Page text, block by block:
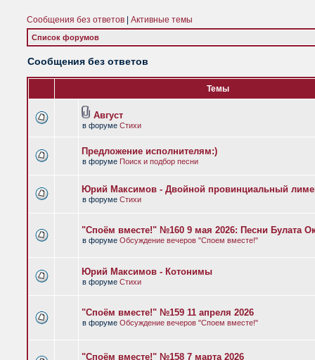
Сообщения без ответов Активные темы
Список форумов
Сообщения без ответов
Темы
Август
в форуме Стихи
Предложение исполнителям:)
в форуме Поиск и подбор песни
Юрий Максимов - Двойной провинциальный
в форуме Стихи
"Споём вместе!" №160 9 мая 2026: Песни Булата
в форуме Обсуждение вечеров "Споем вместе!"
Юрий Максимов - Котонимы
в форуме Стихи
"Споём вместе!" №159 11 апреля 2026
в форуме Обсуждение вечеров "Споем вместе!"
"Споём вместе!" №158 7 марта 2026